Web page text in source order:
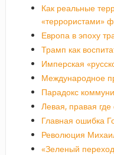
Как реальные
«террористами»
Европа в эпоху
Трамп как
Имперская
Международное
Парадокс
Левая, правая где
Главная ошибка
Революция
«Зеленый